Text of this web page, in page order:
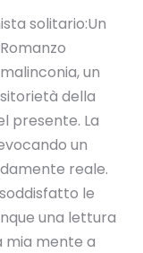
solitario:Un
un
della
presente. La
un
reale.
le
una lettura
mia mente a